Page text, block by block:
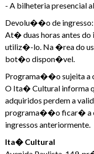
- A bilheteria presencial
Devolu��o de ingresso:
At� duas horas antes
utiliz�-lo. Na �rea do
bot�o dispon�vel.
Programa��o sujeita a
O Ita� Cultural informa
adquiridos perdem a
programa��o ficar� a
ingressos anteriormente.
Ita� Cultural